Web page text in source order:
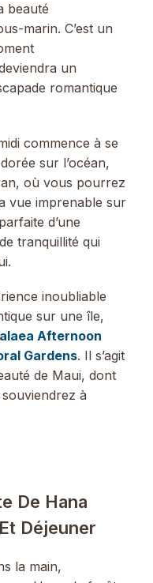
beauté
marin. C’est un
un
romantique
commence à se
sur l’océan,
où vous pourrez
vue imprenable sur
d’une
tranquillité qui
inoubliable
sur une île,
Afternoon
Gardens. Il s’agit
de Maui, dont
à
De Hana
Déjeuner
la main,